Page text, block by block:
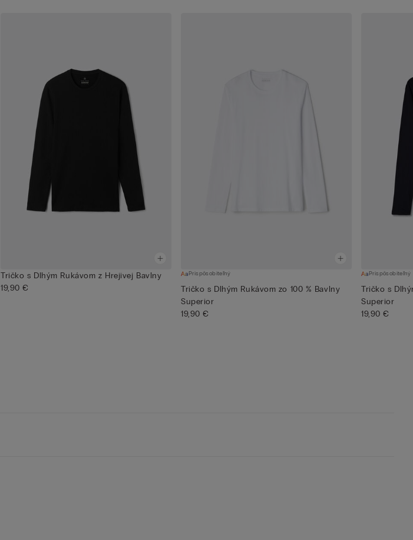
Tričko s Dlhým Rukávom z Hrejivej Bavlny
19,90 €
Prispôsobiteľný
Tričko s Dlhým Rukávom zo 100 % Bavlny
Superior
19,90 €
Prispôsobiteľný
Tričko s
Superior
19,90 €